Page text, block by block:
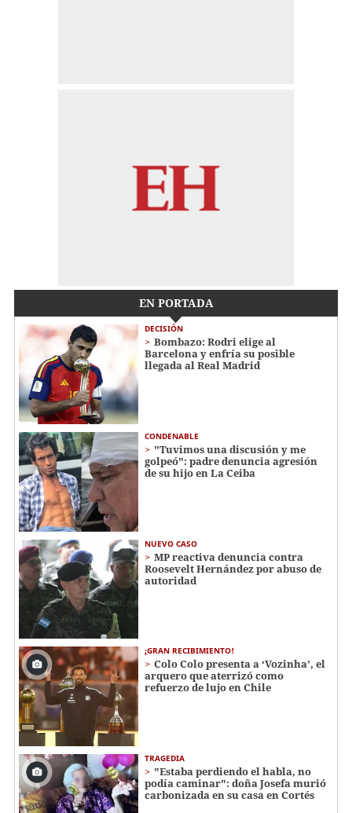
EN PORTADA
DECISIÓN
Bombazo: Rodri elige al
Barcelona y enfría su posible
llegada al Real Madrid
CONDENABLE
"Tuvimos una discusión y me
golpeó": padre denuncia agresión
de su hijo en La Ceiba
NUEVO CASO
MP reactiva denuncia contra
Roosevelt Hernández por abuso de
autoridad
¡GRAN RECIBIMIENTO!
Colo Colo presenta a ‘Vozinha’, el
arquero que aterrizó como
refuerzo de lujo en Chile
TRAGEDIA
"Estaba perdiendo el habla, no
podía caminar": doña Josefa murió
carbonizada en su casa en Cortés